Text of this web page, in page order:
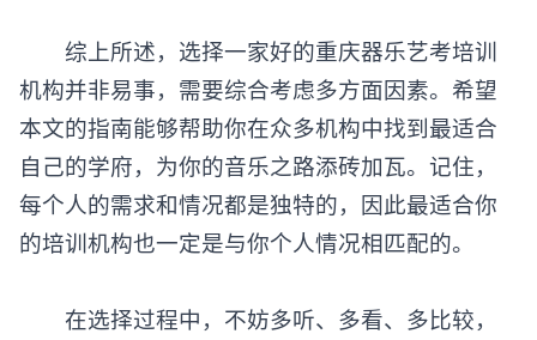
综上所述，选择一家好的重庆器乐艺考培训
机构并非易事，需要综合考虑多方面因素。希望
本文的指南能够帮助你在众多机构中找到最适合
自己的学府，为你的音乐之路添砖加瓦。记住，
每个人的需求和情况都是独特的，因此最适合你
的培训机构也一定是与你个人情况相匹配的。
在选择过程中，不妨多听、多看、多比较，